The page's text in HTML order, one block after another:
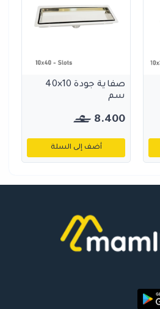
صفاية جودة 10×40
سم
8.400
أضف إلى السلة